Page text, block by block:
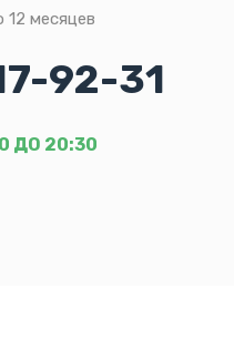
12 месяцев
92-31
ДО 20:30